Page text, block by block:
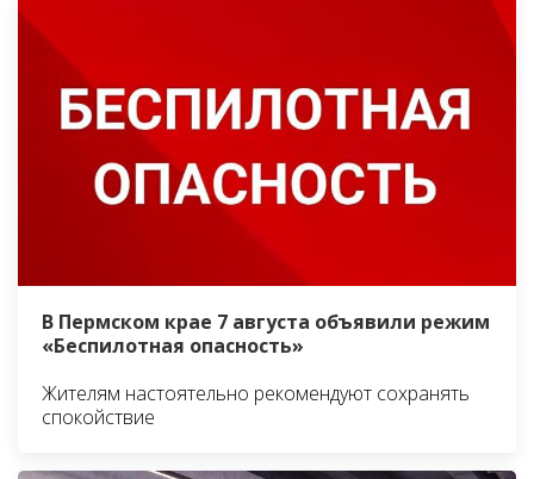
В Пермском крае 7 августа объявили режим
«Беспилотная опасность»
Жителям настоятельно рекомендуют сохранять
спокойствие